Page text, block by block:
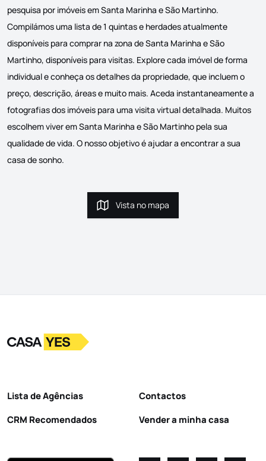
pesquisa por imóveis em Santa Marinha e São Martinho.
Compilámos uma lista de 1 quintas e herdades atualmente
disponíveis para comprar na zona de Santa Marinha e São
Martinho, disponíveis para visitas. Explore cada imóvel de forma
individual e conheça os detalhes da propriedade, que incluem o
preço, descrição, áreas e muito mais. Aceda instantaneamente a
fotografias dos imóveis para uma visita virtual detalhada. Muitos
escolhem viver em Santa Marinha e São Martinho pela sua
qualidade de vida. O nosso objetivo é ajudar a encontrar a sua
casa de sonho.
Vista no mapa
Vista no mapa
LogoIr para a homepage
Lista de Agências
CRM Recomendados
Contactos
Vender a minha casa